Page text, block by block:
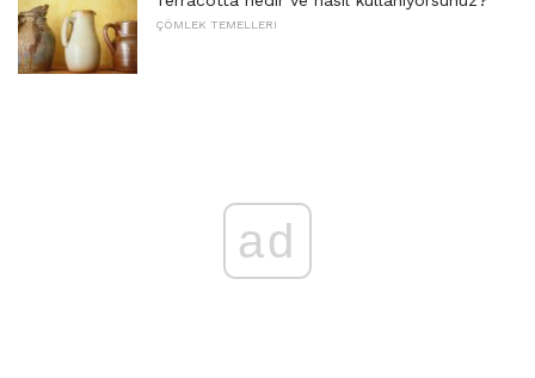
ÇÖMLEK TEMELLERI
ad